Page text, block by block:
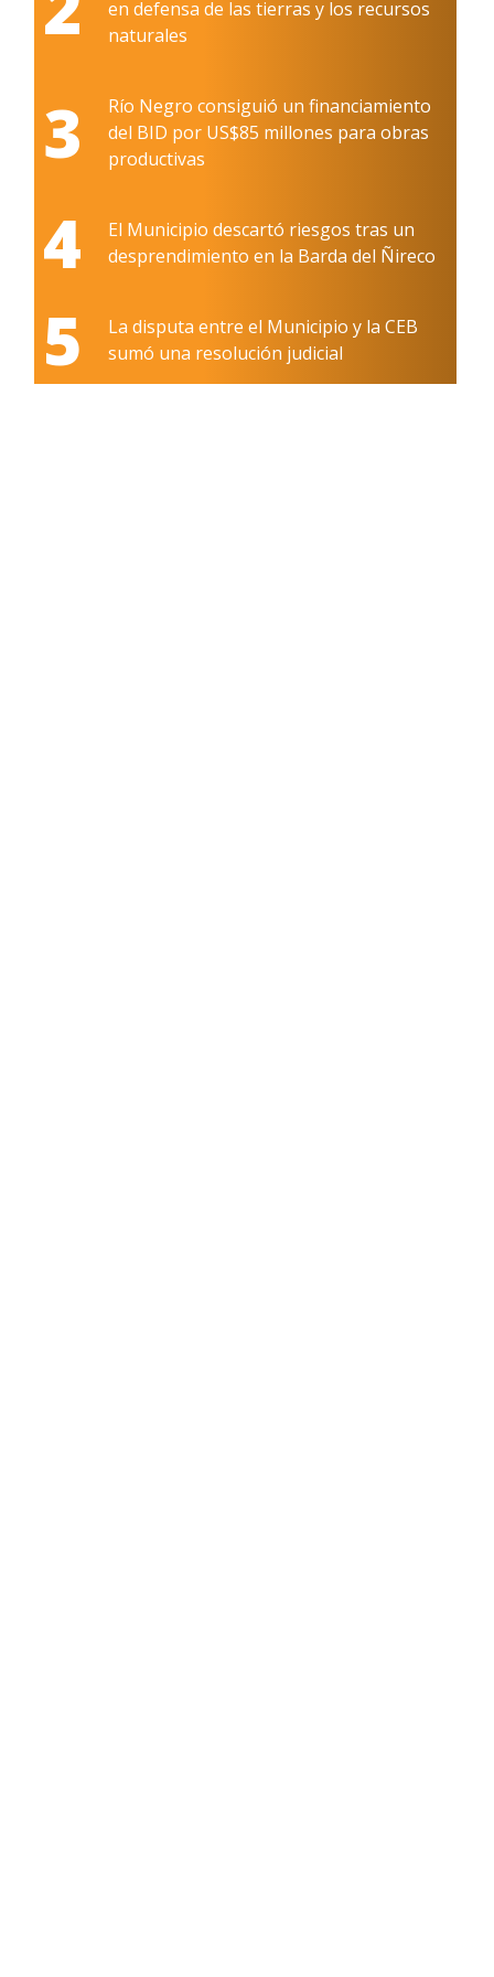
en defensa de las tierras y los recursos
naturales
3
Río Negro consiguió un financiamiento
del BID por US$85 millones para obras
productivas
4
El Municipio descartó riesgos tras un
desprendimiento en la Barda del Ñireco
5
La disputa entre el Municipio y la CEB
sumó una resolución judicial